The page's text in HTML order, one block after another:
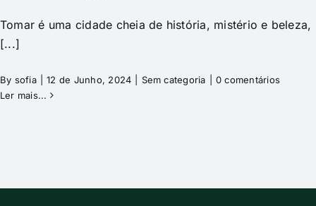
Tomar é uma cidade cheia de história, mistério e beleza,
[...]
By sofia 12 de Junho, 2024 Sem categoria
0 comentários
Ler mais...